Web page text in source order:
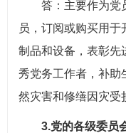
答：主要作为党员
员，订阅或购买用
制品和设备，表彰先
秀党务工作者，补助
然灾害和修缮因灾受
3.党的各级委员